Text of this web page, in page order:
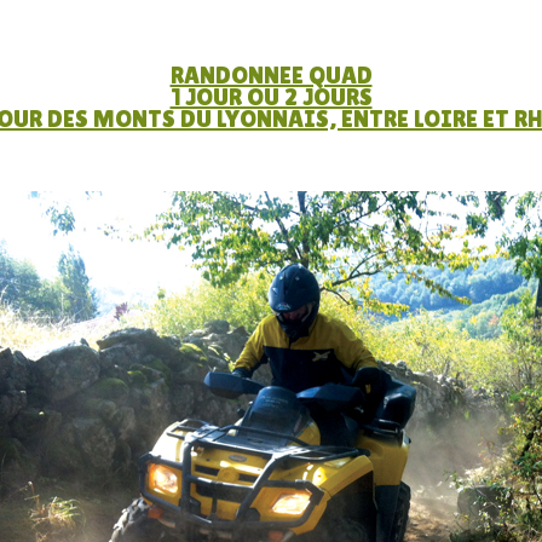
RANDONNEE QUAD
1 JOUR OU 2 JOURS
DES MONTS DU LYONNAIS, ENTRE LOIRE ET